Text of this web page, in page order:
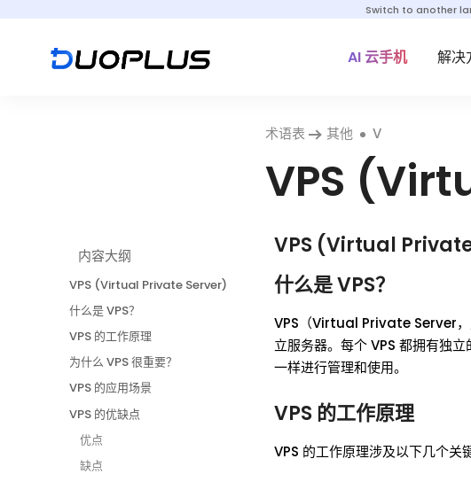
Switch to another
AI 云手机 解决
术语表 其他 V
VPS
内容大纲
VPS (Virtual Private Server)
什么是 VPS？
VPS 的工作原理
为什么 VPS 很重要？
VPS 的应用场景
VPS 的优缺点
优点
缺点
VPS (Virtual
什么是 VPS？
VPS（Virtual Private Server，
立服务器。每个 VPS 都拥有独
一样进行管理和使用。
VPS 的工作原理
VPS 的工作原理涉及以下几个关